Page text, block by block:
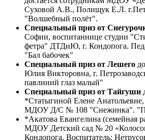
Суховой А.В., Полищук Е.Л.
"Волшебный полёт".
Специальный приз от
Софии, воспитаннице студии
фетра" ДТДиЮ, г. Кондопога.
"Бал бабочек"
Специальный приз от Лешего
Юлия Викторовна, г.
павлиний глаз малый"
Специальный приз от Тайгуши
*Статыгиной Елене Анатольевне,
МДОУ Д/С № 108 "Снежинка".
*Акатова Евангелина (семейная
МДОУ Детский сад № 20
Кондопога. Воспитатель: